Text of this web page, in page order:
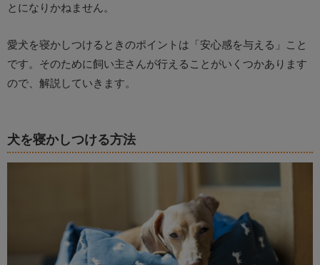
とになりかねません。
愛犬を寝かしつけるときのポイントは「安心感を与える」こと
です。そのために飼い主さんが行えることがいくつかあります
ので、解説していきます。
犬を寝かしつける方法